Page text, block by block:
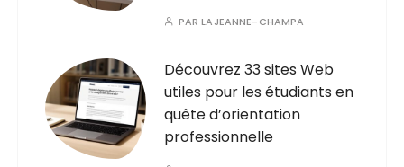
PARLAJEANNE-CHAMPA
Découvrez 33 sites Web
utiles pour les étudiants en
quête d’orientation
professionnelle